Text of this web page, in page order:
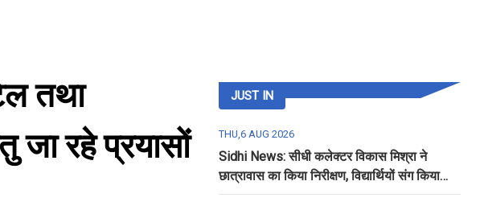
तथा
जा रहे प्रयासों
JUST IN
THU,6 AUG 2026
Sidhi News: सीधी कलेक्टर विकास मिश्रा ने
छात्रावास का किया निरीक्षण, विद्यार्थियों संग किया
रात्रि भोजन